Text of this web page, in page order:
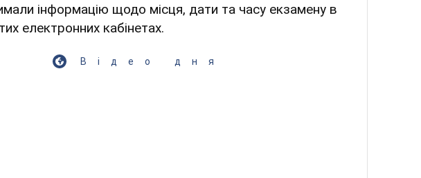
інформацію щодо місця, дати та часу екзамену в
електронних кабінетах.
Відео дня